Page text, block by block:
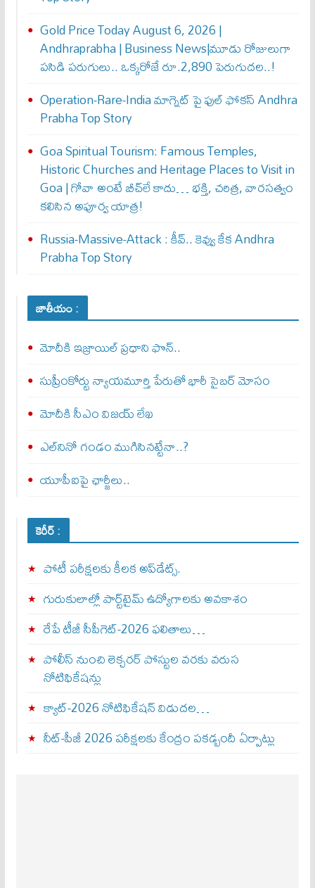
Gold Price Today August 6, 2026 |
Andhraprabha | Business News|మూడు రోజులుగా
పసిడి పరుగులు.. ఒక్కరోజే రూ.2,890 పెరుగుద‌ల‌..!
Operation-Rare-India మాగ్నెట్ పై ఫుల్ ఫోక‌స్ Andhra
Prabha Top Story
Goa Spiritual Tourism: Famous Temples,
Historic Churches and Heritage Places to Visit in
Goa | గోవా అంటే బీచ్‌లే కాదు… భక్తి, చరిత్ర, వారసత్వం
కలిసిన అపూర్వ యాత్ర!
Russia-Massive-Attack : కీవ్‌.. కెవ్వు కేక‌ Andhra
Prabha Top Story
జాతీయం :
మోదీకి ఇజ్రాయిల్ ప్ర‌ధాని ఫొన్..
సుప్రీంకోర్టు న్యాయమూర్తి పేరుతో భారీ సైబర్ మోసం
మోదీకి సీఎం విజయ్ లేఖ
ఎల్‌నినో గండం ముగిసినట్టేనా..?
యూపీఐపై ఛార్జీలు..
కెరీర్ :
పోటీ పరీక్షలకు కీలక అప్‌డేట్స్.
గురుకులాల్లో పార్ట్‌టైమ్ ఉద్యోగాలకు అవకాశం
రేపే టీజీ సీపీగెట్‌-2026 ఫలితాలు…
పోలీస్ నుంచి లెక్చరర్ పోస్టుల వరకు వరుస
నోటిఫికేషన్లు
క్యాట్-2026 నోటిఫికేషన్ విడుదల…
నీట్-పీజీ 2026 పరీక్షలకు కేంద్రం పకడ్బందీ ఏర్పాట్లు